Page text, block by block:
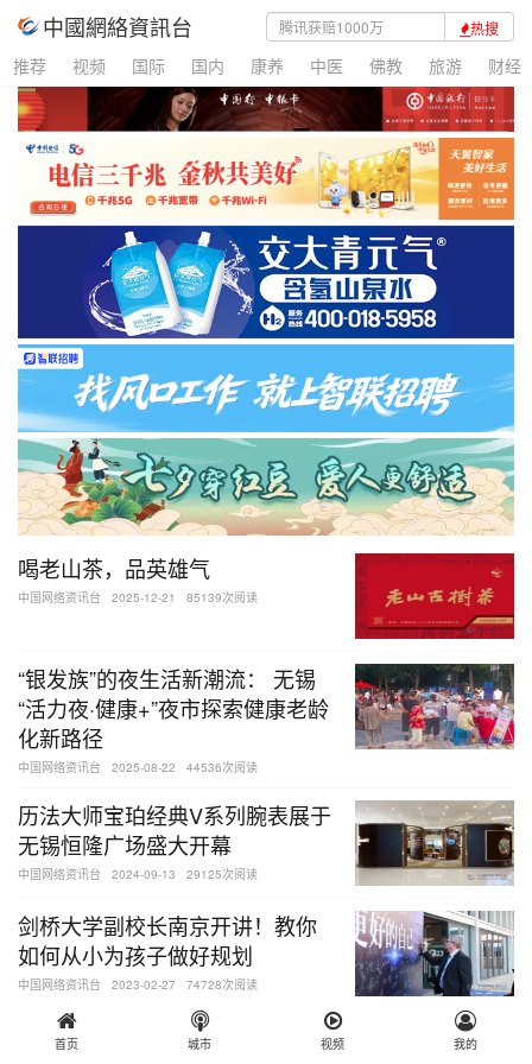
中國網絡資訊台 热搜
推荐 视频 国际 国内 康养 中医 佛教 旅游 财经
喝老山茶，品英雄气
中国网络资讯台 2025-12-21 85139次阅读
“银发族”的夜生活新潮流： 无锡
“活力夜·健康+”夜市探索健康老龄
化新路径
中国网络资讯台 2025-08-22 44536次阅读
历法大师宝珀经典V系列腕表展于
无锡恒隆广场盛大开幕
中国网络资讯台 2024-09-13 29125次阅读
剑桥大学副校长南京开讲！教你
如何从小为孩子做好规划
中国网络资讯台 2023-02-27 74728次阅读
上海：小份菜里吃出的“节约经”
首页 城市 视频 我的